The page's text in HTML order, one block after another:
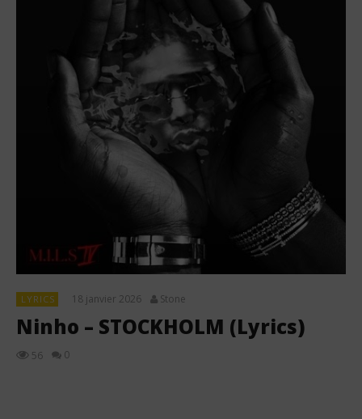
LYRICS 18 janvier 2026 Stone
Ninho – STOCKHOLM (Lyrics)
56 0